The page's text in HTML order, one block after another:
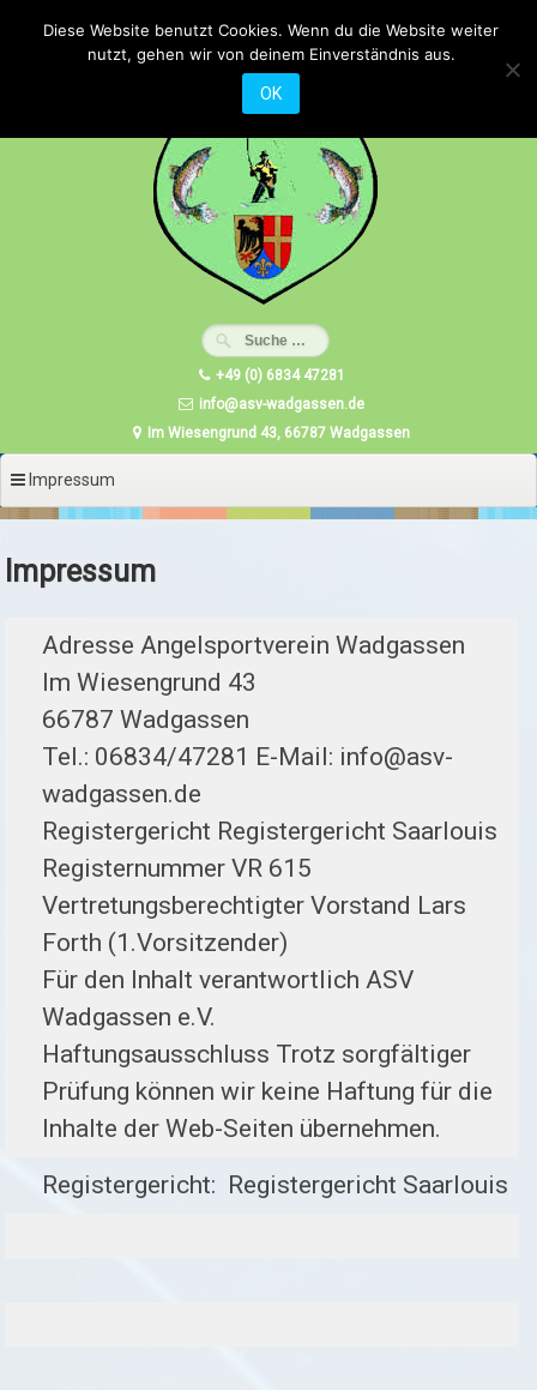
+49 (0) 6834 47281
info@asv-wadgassen.de
Im Wiesengrund 43, 66787 Wadgassen
Impressum
Impressum
Adresse Angelsportverein Wadgassen
Im Wiesengrund 43
66787 Wadgassen
Tel.: 06834/47281 E-Mail: info@asv-
wadgassen.de
Registergericht Registergericht Saarlouis
Registernummer VR 615
Vertretungsberechtigter Vorstand Lars
Forth (1.Vorsitzender)
Für den Inhalt verantwortlich ASV
Wadgassen e.V.
Haftungsausschluss Trotz sorgfältiger
Prüfung können wir keine Haftung für die
Inhalte der Web-Seiten übernehmen.
Registergericht: Registergericht Saarlouis
Diese Website benutzt Cookies. Wenn du die Website weiter
nutzt, gehen wir von deinem Einverständnis aus.
OK